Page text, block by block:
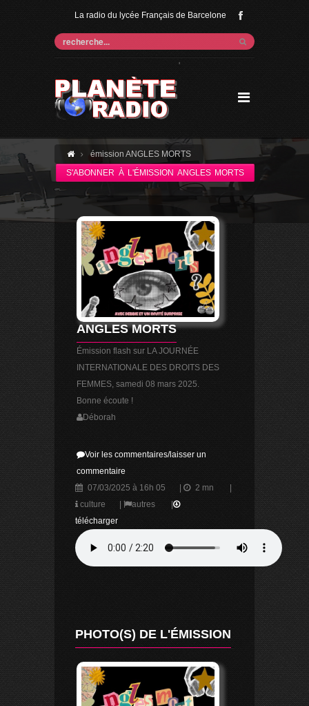
La radio du lycée Français de Barcelone
'
émission ANGLES MORTS
S'ABONNER À L'ÉMISSION ANGLES MORTS
ANGLES MORTS
Émission flash sur LA JOURNÉE
INTERNATIONALE DES DROITS DES
FEMMES, samedi 08 mars 2025.
Bonne écoute !
Déborah
Voir les commentaires/laisser un
commentaire
07/03/2025 à 16h 05
2 mn
culture
autres
télécharger
PHOTO(S) DE L'ÉMISSION